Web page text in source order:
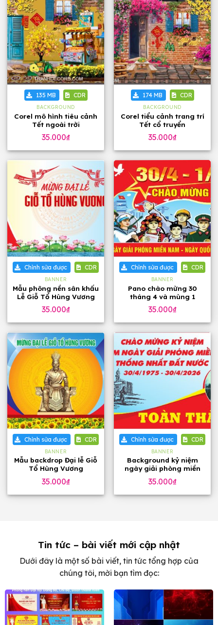
135 MB CDR
BACKGROUND
Corel mô hình tiêu cảnh
Tết ngoài trời
35.000₫
174 MB CDR
BACKGROUND
Corel tiểu cảnh trang trí
Tết cổ truyển
35.000₫
Chỉnh sửa được CDR
BANNER
Mẫu phông nền sân khấu
Lễ Giỗ Tổ Hùng Vương
10 tháng 3
35.000₫
Chỉnh sửa được CDR
BANNER
Pano chào mừng 30
tháng 4 và mùng 1
tháng 5
35.000₫
Chỉnh sửa được CDR
BANNER
Mẫu backdrop Đại lễ Giỗ
Tổ Hùng Vương
35.000₫
Chỉnh sửa được CDR
BANNER
Background kỷ niệm
ngày giải phòng miền
35.000₫
Tin tức – bài viết mới cập nhật
Dưới đây là một số bài viết, tin tức tổng hợp của
chúng tôi, mời bạn tìm đọc: